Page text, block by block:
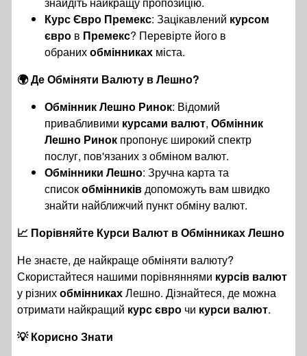
Курс Євро Премекс: Зацікавлений курсом
євро в Премекс? Перевірте його в
обранихобмінниках міста.
🌍 Де Обміняти Валюту в Лешно?
Обмінник Лешно Ринок: Відомий
привабливими курсами валют, Обмінник
Лешно Ринок пропонує широкий спектр
послуг, пов'язаних з обміном валют.
Обмінники Лешно: Зручна карта та
списокобмінниківдопоможуть вам швидко
знайти найближчий пункт обміну валют.
📈 Порівняйте Курси Валют в Обмінниках Лешно
Не знаєте, де найкраще обміняти валюту?
Скористайтеся нашими порівняннями курсів валют
у різнихобмінникахЛешно. Дізнайтеся, де можна
отримати найкращий курс євро чи курси валют.
💡 Корисно Знати